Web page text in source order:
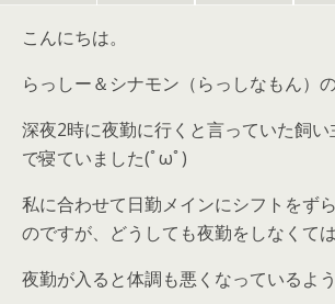
こんにちは。
らっしー＆シナモン（らっしなもん）の
深夜2時に夜勤に行くと言っていた飼い
で寝ていました(ﾟωﾟ)
私に合わせて日勤メインにシフトをず
のですが、どうしても夜勤をしなくて
夜勤が入ると体調も悪くなっているよう